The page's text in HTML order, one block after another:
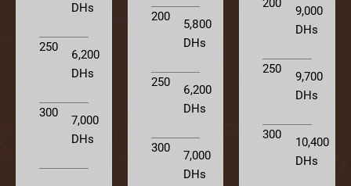
DHs
250
6,200
DHs
300
7,000
DHs
200
5,800
DHs
250
6,200
DHs
300
7,000
DHs
200
9,000
DHs
250
9,700
DHs
300
10,400
DHs